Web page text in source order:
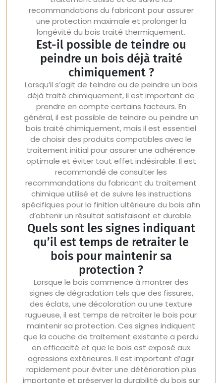
recommandations du fabricant pour assurer
une protection maximale et prolonger la
longévité du bois traité thermiquement.
Est-il possible de teindre ou
peindre un bois déjà traité
chimiquement ?
Lorsqu’il s’agit de teindre ou de peindre un bois
déjà traité chimiquement, il est important de
prendre en compte certains facteurs. En
général, il est possible de teindre ou peindre un
bois traité chimiquement, mais il est essentiel
de choisir des produits compatibles avec le
traitement initial pour assurer une adhérence
optimale et éviter tout effet indésirable. Il est
recommandé de consulter les
recommandations du fabricant du traitement
chimique utilisé et de suivre les instructions
spécifiques pour la finition ultérieure du bois afin
d’obtenir un résultat satisfaisant et durable.
Quels sont les signes indiquant
qu’il est temps de retraiter le
bois pour maintenir sa
protection ?
Lorsque le bois commence à montrer des
signes de dégradation tels que des fissures,
des éclats, une décoloration ou une texture
rugueuse, il est temps de retraiter le bois pour
maintenir sa protection. Ces signes indiquent
que la couche de traitement existante a perdu
en efficacité et que le bois est exposé aux
agressions extérieures. Il est important d’agir
rapidement pour éviter une détérioration plus
importante et préserver la durabilité du bois sur